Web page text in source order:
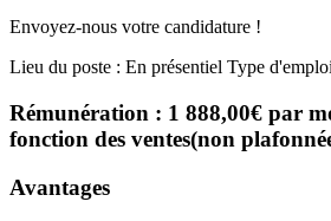
Envoyez-nous votre candidature !
Lieu du poste : En présentiel Type
Rémunération : 1 888,00€ par
fonction des ventes(non
Avantages